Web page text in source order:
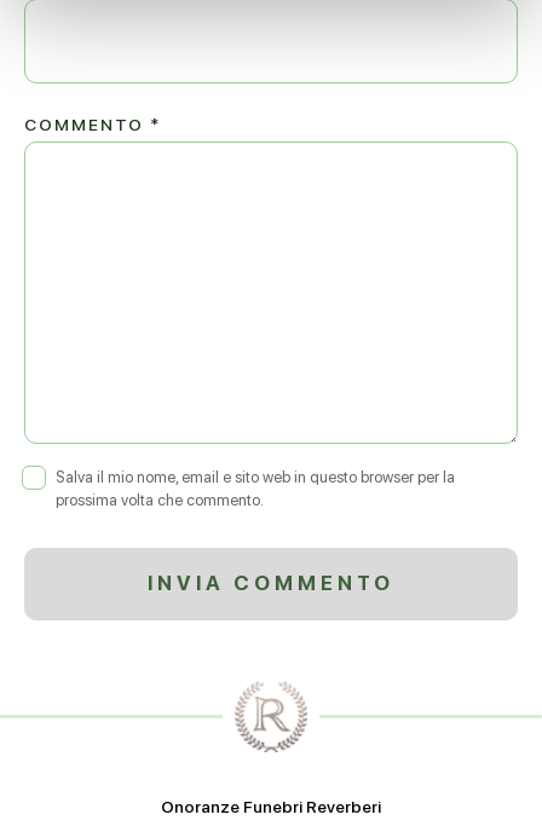
COMMENTO *
Salva il mio nome, email e sito web in questo browser per la
prossima volta che commento.
Onoranze Funebri Reverberi